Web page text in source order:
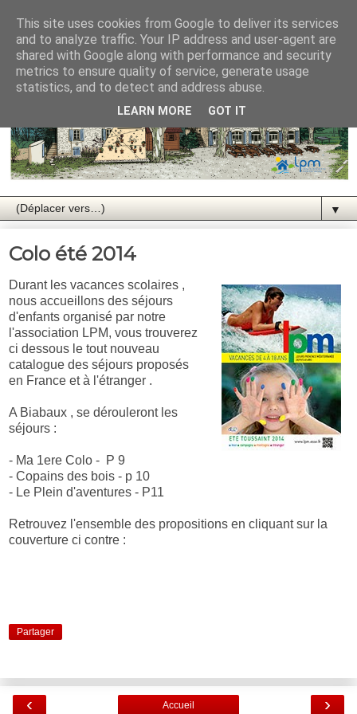
▼
Colo été 2014
Durant les vacances scolaires ,
nous accueillons des séjours
d'enfants organisé par notre
l'association LPM, vous trouverez
ci dessous le tout nouveau
catalogue des séjours proposés
en France et à l'étranger .
A Biabaux , se dérouleront les
séjours :
- Ma 1ere Colo - P 9
- Copains des bois - p 10
- Le Plein d'aventures - P11
Retrouvez l'ensemble des propositions en cliquant sur la
couverture ci contre :
Partager
‹ ›
Accueil
This site uses cookies from Google to deliver its services
and to analyze traffic. Your IP address and user-agent are
shared with Google along with performance and security
metrics to ensure quality of service, generate usage
statistics, and to detect and address abuse.
LEARN MORE GOT IT